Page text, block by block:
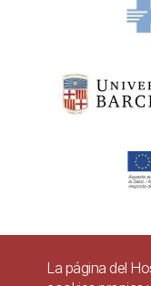
PieLa página del